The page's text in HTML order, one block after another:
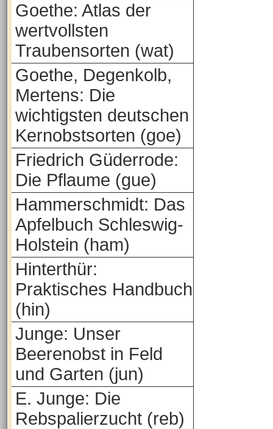
Goethe: Atlas der
wertvollsten
Traubensorten (wat)
Goethe, Degenkolb,
Mertens: Die
wichtigsten deutschen
Kernobstsorten (goe)
Friedrich Güderrode:
Die Pflaume (gue)
Hammerschmidt: Das
Apfelbuch Schleswig-
Holstein (ham)
Hinterthür:
Praktisches Handbuch
(hin)
Junge: Unser
Beerenobst in Feld
und Garten (jun)
E. Junge: Die
Rebspalierzucht (reb)